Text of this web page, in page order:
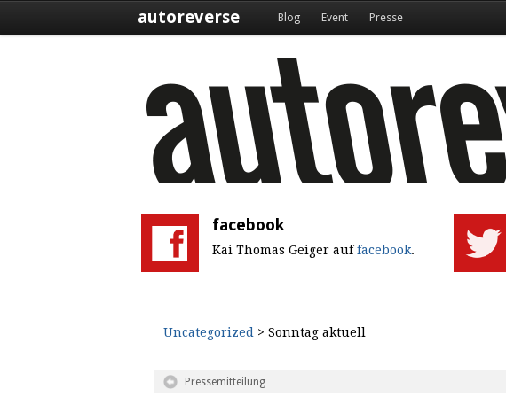
autoreverse Blog Event Presse
facebook
Kai Thomas Geiger auffacebook.
Uncategorized > Sonntag aktuell
Pressemitteilung